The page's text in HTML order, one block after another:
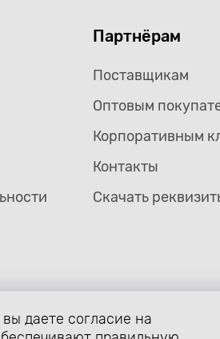
Партнёрам
Поставщикам
Оптовым
Корпоративным
Контакты
Скачать
avtozaryad.ru защищены
1259 и 1260 главы 70
даете согласие на